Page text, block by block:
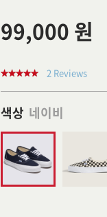
99,000 원
2 Reviews
색상 네이비